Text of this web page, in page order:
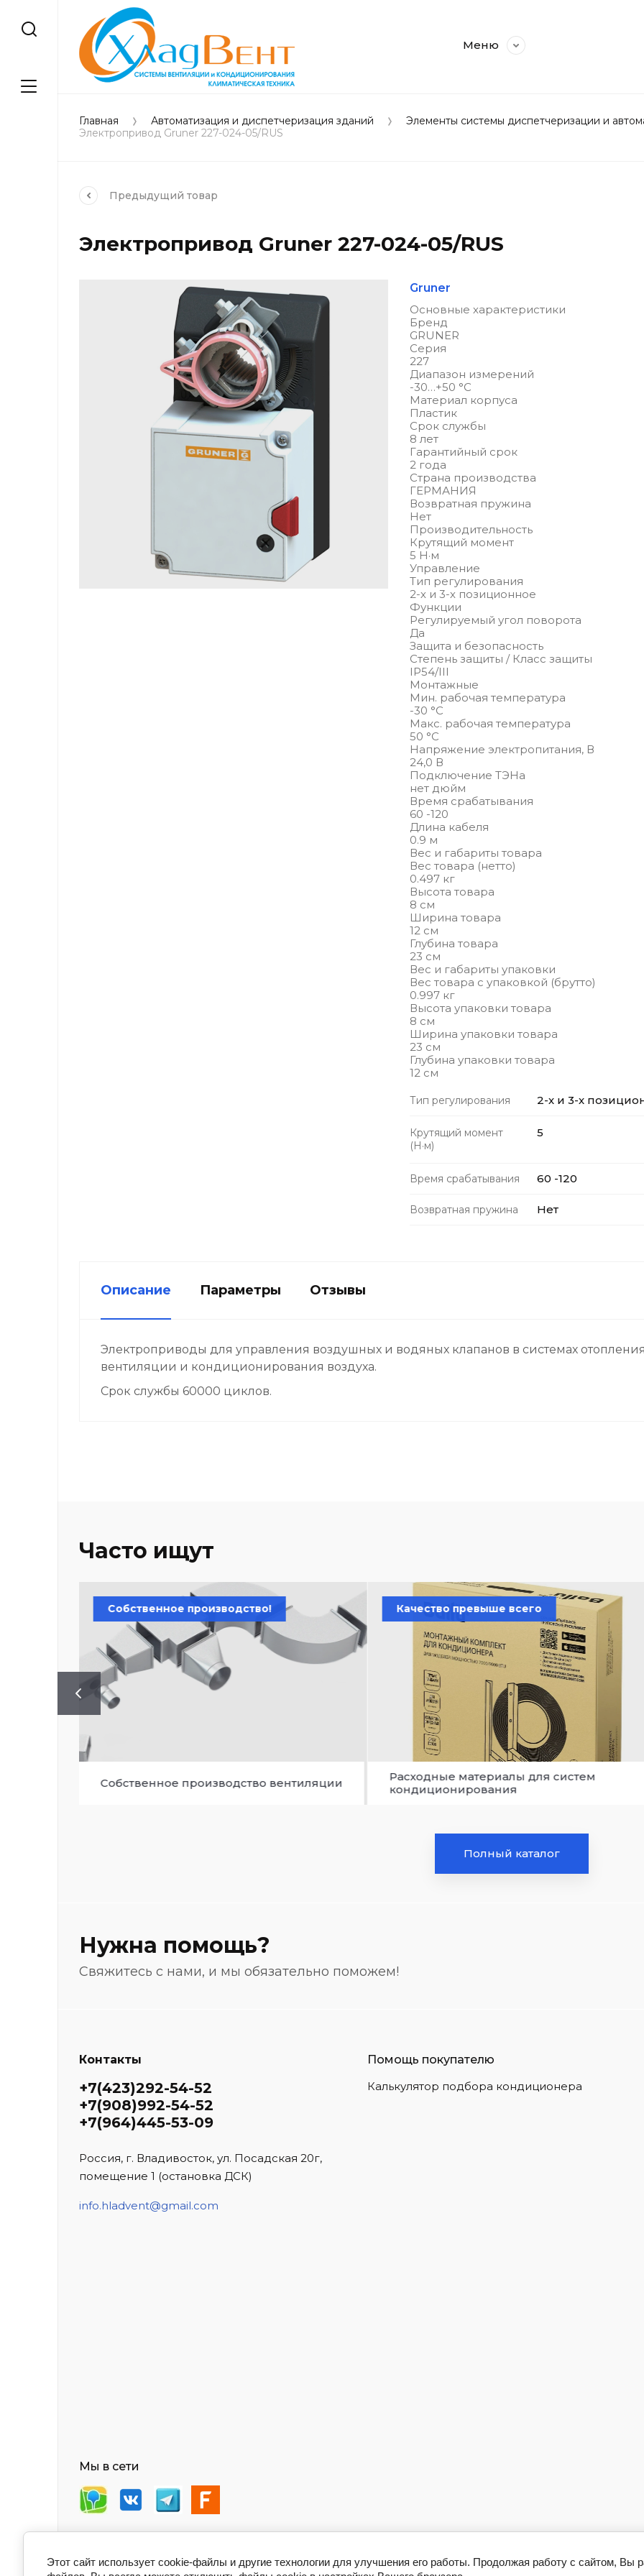
Меню
Главная Автоматизация и диспетчеризация зданий Элементы системы диспетчеризации и
Электропривод Gruner 227-024-05/RUS
Предыдущий товар
Электропривод Gruner 227-024-05/RUS
Gruner
Основные характеристики
Бренд
GRUNER
Серия
227
Диапазон измерений
-30…+50 °С
Материал корпуса
Пластик
Срок службы
8 лет
Гарантийный срок
2 года
Страна производства
ГЕРМАНИЯ
Возвратная пружина
Нет
Производительность
Крутящий момент
5 Н·м
Управление
Тип регулирования
2-х и 3-х позиционное
Функции
Регулируемый угол поворота
Да
Защита и безопасность
Степень защиты / Класс защиты
IP54/III
Монтажные
Мин. рабочая температура
-30 °С
Макс. рабочая температура
50 °С
Напряжение электропитания, В
24,0 В
Подключение ТЭНа
нет дюйм
Время срабатывания
60 -120
Длина кабеля
0.9 м
Вес и габариты товара
Вес товара (нетто)
0.497 кг
Высота товара
8 см
Ширина товара
12 см
Глубина товара
23 см
Вес и габариты упаковки
Вес товара с упаковкой (брутто)
0.997 кг
Высота упаковки товара
8 см
Ширина упаковки товара
23 см
Глубина упаковки товара
12 см
Тип регулирования 2-х и 3-х
Крутящий момент
(Н·м)
5
Время срабатывания 60 -120
Возвратная пружина Нет
Описание Параметры Отзывы
Электроприводы для управления воздушных и водяных клапанов в системах
вентиляции и кондиционирования воздуха.
Срок службы 60000 циклов.
Часто ищут
Собственное производство!
Собственное производство вентиляции
Качество превыше всего
Расходные материалы для систем
кондиционирования
Полный каталог
Нужна помощь?
Свяжитесь с нами, и мы обязательно поможем!
Контакты
+7(423)292-54-52
+7(908)992-54-52
+7(964)445-53-09
Россия, г. Владивосток, ул. Посадская 20г,
помещение 1 (остановка ДСК)
info.hladvent@gmail.com
Помощь покупателю
Калькулятор подбора кондиционера
Мы в сети
Этот сайт использует cookie-файлы и другие технологии для улучшения его работы. Продолжая работу с сайтом, Вы